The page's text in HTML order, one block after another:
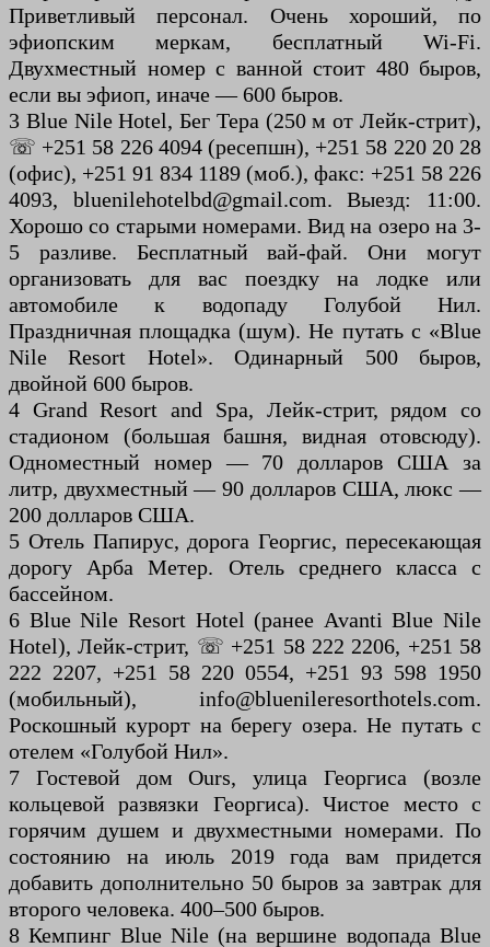
Приветливый персонал. Очень хороший, по
эфиопским меркам, бесплатный Wi-Fi.
Двухместный номер с ванной стоит 480 быров,
если вы эфиоп, иначе — 600 быров.
3 Blue Nile Hotel, Бег Тера (250 м от Лейк-стрит),
☏ +251 58 226 4094 (ресепшн), +251 58 220 20 28
(офис), +251 91 834 1189 (моб.), факс: +251 58 226
4093, bluenilehotelbd@gmail.com. Выезд: 11:00.
Хорошо со старыми номерами. Вид на озеро на 3-
5 разливе. Бесплатный вай-фай. Они могут
организовать для вас поездку на лодке или
автомобиле к водопаду Голубой Нил.
Праздничная площадка (шум). Не путать с «Blue
Nile Resort Hotel». Одинарный 500 быров,
двойной 600 быров.
4 Grand Resort and Spa, Лейк-стрит, рядом со
стадионом (большая башня, видная отовсюду).
Одноместный номер — 70 долларов США за
литр, двухместный — 90 долларов США, люкс —
200 долларов США.
5 Отель Папирус, дорога Георгис, пересекающая
дорогу Арба Метер. Отель среднего класса с
бассейном.
6 Blue Nile Resort Hotel (ранее Avanti Blue Nile
Hotel), Лейк-стрит, ☏ +251 58 222 2206, +251 58
222 2207, +251 58 220 0554, +251 93 598 1950
(мобильный), info@bluenileresorthotels.com.
Роскошный курорт на берегу озера. Не путать с
отелем «Голубой Нил».
7 Гостевой дом Ours, улица Георгиса (возле
кольцевой развязки Георгиса). Чистое место с
горячим душем и двухместными номерами. По
состоянию на июль 2019 года вам придется
добавить дополнительно 50 быров за завтрак для
второго человека. 400–500 быров.
8 Кемпинг Blue Nile (на вершине водопада Blue